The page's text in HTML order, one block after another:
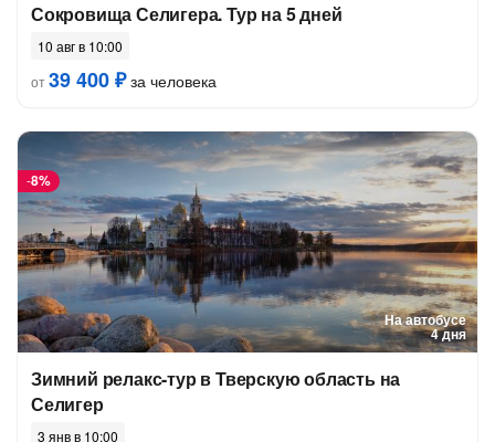
Сокровища Селигера. Тур на 5 дней
10 авг в 10:00
от39 400 ₽за человека
На автобусе
4 дня
-8%
Зимний релакс-тур в Тверскую область на
Селигер
3 янв в 10:00